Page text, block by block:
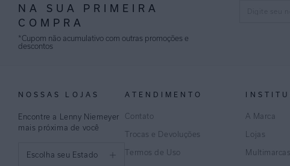
NA SUA PRIMEIRA
COMPRA
*Cupom não acumulativo com outras promoções e
descontos
NOSSAS LOJAS
Encontre a Lenny Niemeyer
mais próxima de você
Escolha seu Estado
ATENDIMENTO
Contato
Trocas e Devoluções
Termos de Uso
A Marca
Lojas
Multimarcas